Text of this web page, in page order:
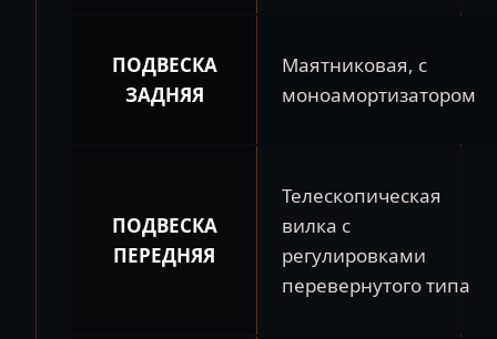
ПОДВЕСКА
ЗАДНЯЯ
Маятниковая, с
моноамортизатором
ПОДВЕСКА
ПЕРЕДНЯЯ
Телескопическая
вилка с
регулировками
перевернутого типа